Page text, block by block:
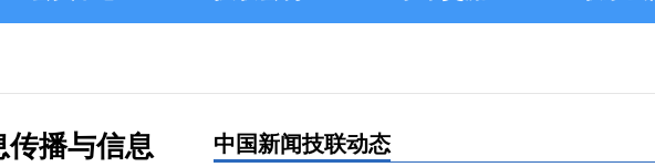
传播与信息
中国新闻技联动态